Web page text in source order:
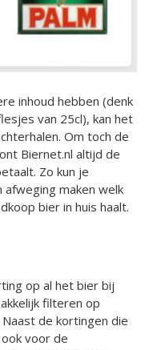
inhoud hebben (denk
van 25cl), kan het
Om toch de
Biernet.nl altijd de
Zo kun je
afweging maken welk
bier in huis haalt.
op al het bier bij
filteren op
de kortingen die
voor de